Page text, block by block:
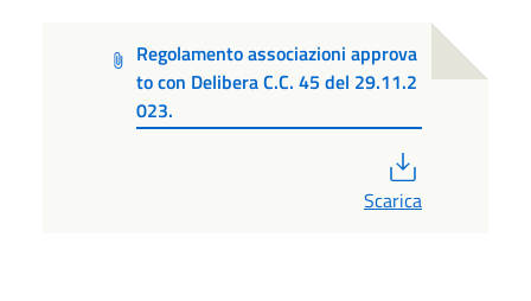
Regolamento associazioni approva
to con Delibera C.C. 45 del 29.11.2
023.
Scarica